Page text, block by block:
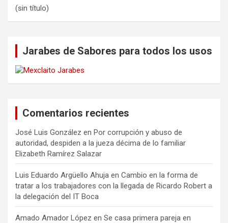
(sin título)
Jarabes de Sabores para todos los usos
Comentarios recientes
José Luis González en Por corrupción y abuso de
autoridad, despiden a la jueza décima de lo familiar
Elizabeth Ramírez Salazar
Luis Eduardo Argüello Ahuja en Cambio en la forma de
tratar a los trabajadores con la llegada de Ricardo Robert a
la delegación del IT Boca
Amado Amador López en Se casa primera pareja en